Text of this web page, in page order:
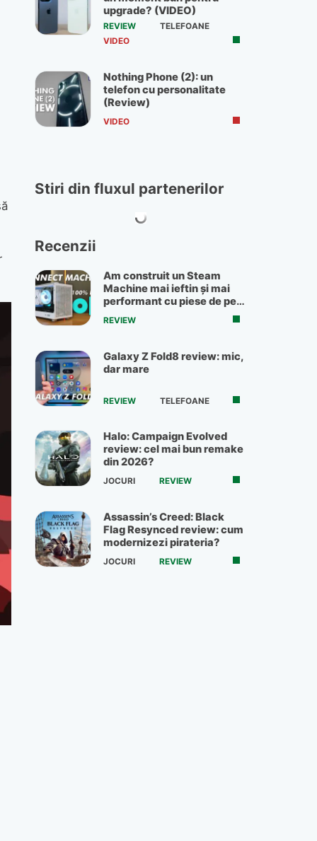
upgrade? (VIDEO)
REVIEW
TELEFOANE
VIDEO
Nothing Phone (2): un
telefon cu personalitate
(Review)
VIDEO
Stiri din fluxul partenerilor
Recenzii
Am construit un Steam
Machine mai ieftin și mai
performant cu piese de pe
OLX
REVIEW
Galaxy Z Fold8 review: mic,
dar mare
REVIEW TELEFOANE
Halo: Campaign Evolved
review: cel mai bun remake
din 2026?
JOCURI REVIEW
Assassin’s Creed: Black
Flag Resynced review: cum
modernizezi pirateria?
JOCURI REVIEW